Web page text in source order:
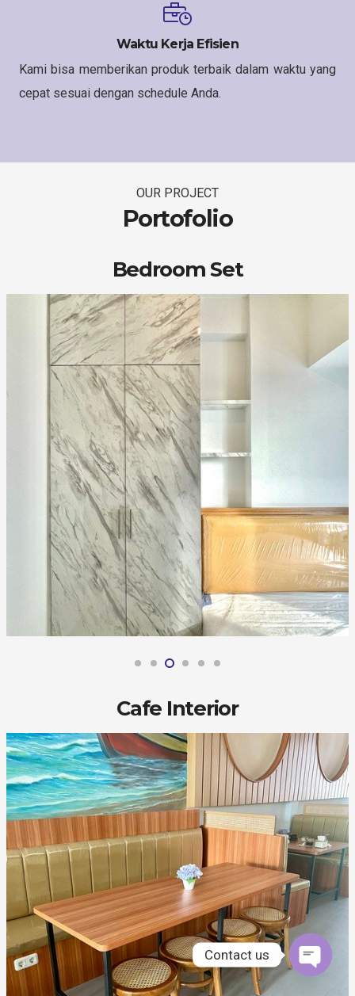
Waktu Kerja Efisien
Kami bisa memberikan produk terbaik dalam waktu yang
cepat sesuai dengan schedule Anda.
OUR PROJECT
Portofolio
Bedroom Set
Cafe Interior
Contact us